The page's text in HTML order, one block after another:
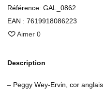
Référence: GAL_0862
EAN : 7619918086223
Aimer 0
Description
– Peggy Wey-Ervin, cor anglais